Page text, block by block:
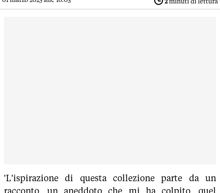
'L'ispirazione di questa collezione parte da un
racconto, un aneddoto che mi ha colpito, quel